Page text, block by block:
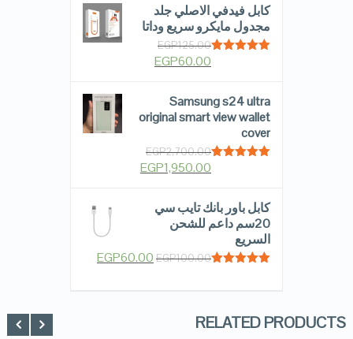
كابل فيدفي الاصلي جلد
مجدول مايكرو سريع وداتا
EGP125.00
EGP60.00
Samsung s24 ultra
original smart view wallet
cover
EGP2,700.00
EGP1,950.00
كابل باور بانك تايب سي
20سم داعم للشحن
السريع
EGP100.00
EGP60.00
RELATED PRODUCTS